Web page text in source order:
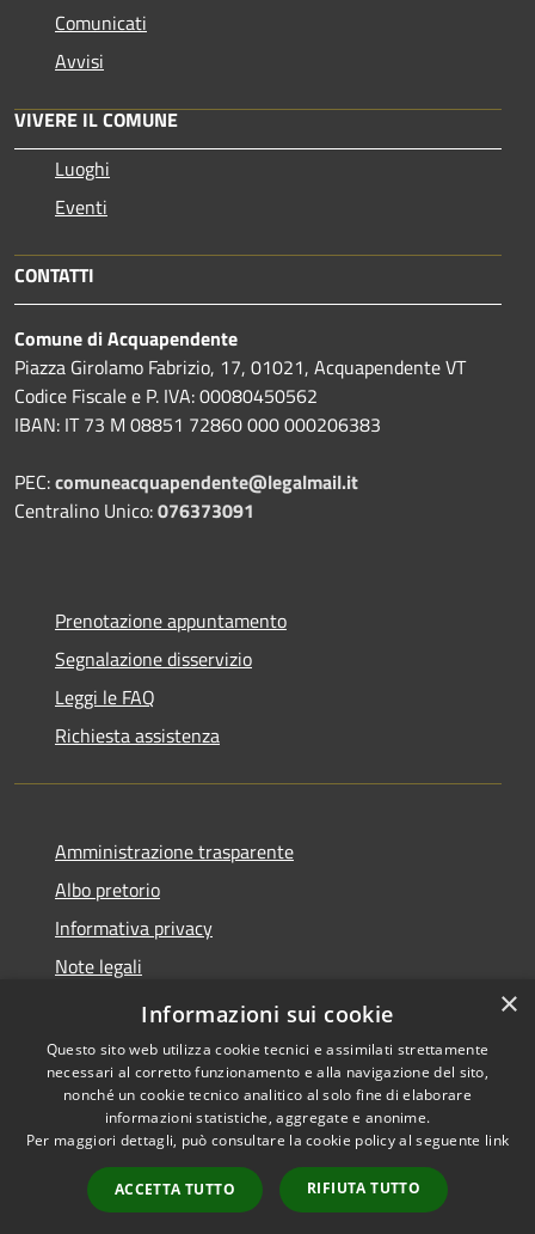
Comunicati
Avvisi
VIVERE IL COMUNE
Luoghi
Eventi
CONTATTI
Comune di Acquapendente
Piazza Girolamo Fabrizio, 17, 01021, Acquapendente VT
Codice Fiscale e P. IVA: 00080450562
IBAN: IT 73 M 08851 72860 000 000206383
PEC:comuneacquapendente@legalmail.it
Centralino Unico:076373091
Prenotazione appuntamento
Segnalazione disservizio
Leggi le FAQ
Richiesta assistenza
Amministrazione trasparente
Albo pretorio
Informativa privacy
Note legali
Dichiarazione di accessibilità
Accessibilità
Copyright © 2026 • Comune di
Acquapendente • Powered by
Municipium•
Accesso
redazione
×
Informazioni sui cookie
Questo sito web utilizza cookie tecnici e assimilati strettamente
necessari al corretto funzionamento e alla navigazione del sito,
nonché un cookie tecnico analitico al solo fine di elaborare
informazioni statistiche, aggregate e anonime.
Per maggiori dettagli, può consultare la cookie policy al seguente link
ACCETTA TUTTO RIFIUTA TUTTO